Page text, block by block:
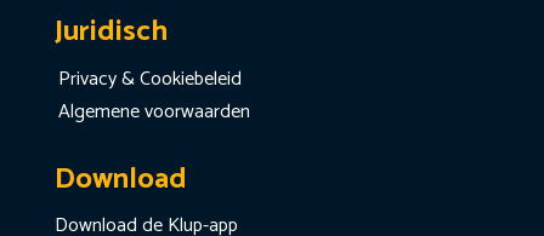
Juridisch
Privacy & Cookiebeleid
Algemene voorwaarden
Download
Download de Klup-app